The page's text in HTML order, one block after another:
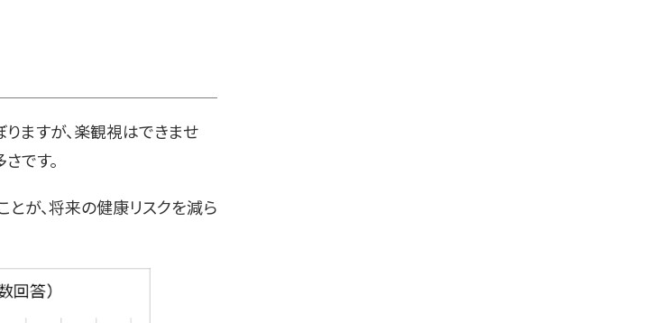
ますが、楽観視はできませ
です。
とが、将来の健康リスクを減ら